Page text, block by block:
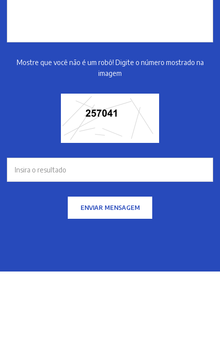
Mostre que você não é um robô! Digite o número mostrado na
imagem
ENVIAR MENSAGEM